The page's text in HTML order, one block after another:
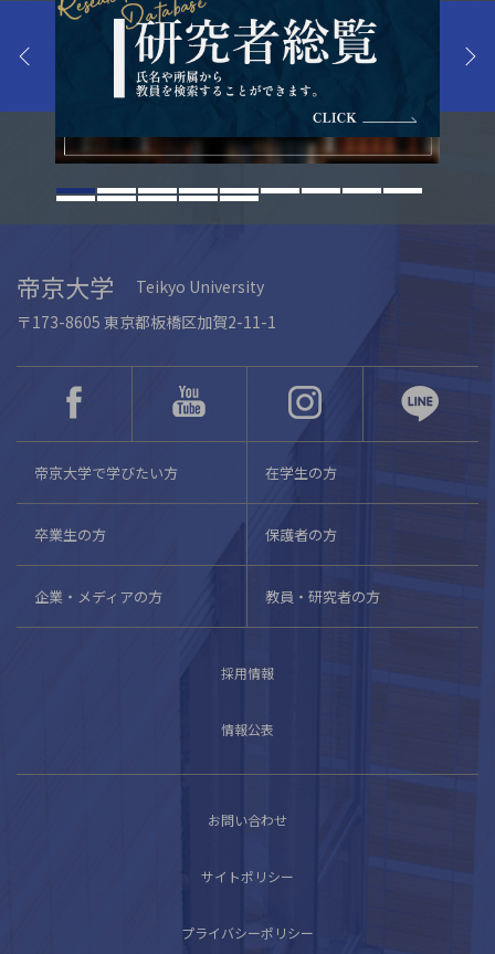
帝京大学
Teikyo University
〒173-8605 東京都板橋区加賀2-11-1
帝京大学で学びたい方 在学生の方
卒業生の方 保護者の方
企業・メディアの方 教員・研究者の方
採用情報
情報公表
お問い合わせ
サイトポリシー
プライバシーポリシー